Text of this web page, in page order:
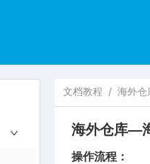
文档教程 / 海外仓
海外仓库—
操作流程：